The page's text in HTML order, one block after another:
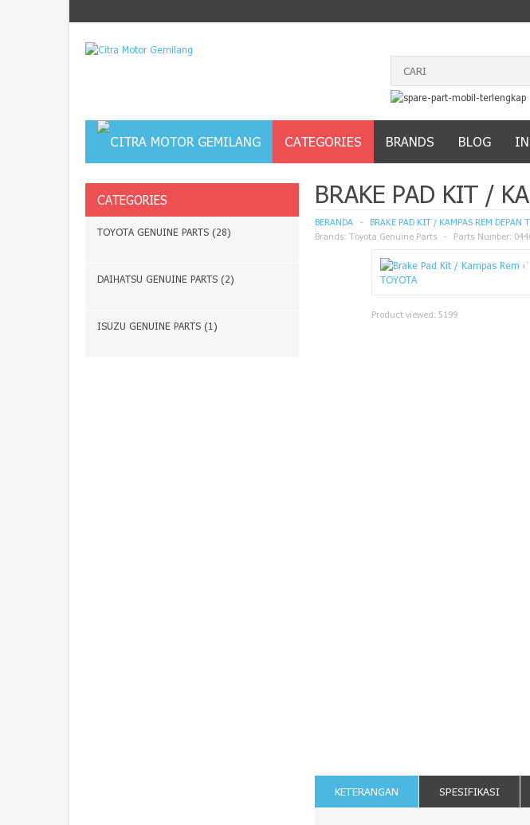
CATEGORIES BRANDS BLOG
CATEGORIES
TOYOTA GENUINE PARTS (28)
DAIHATSU GENUINE PARTS (2)
ISUZU GENUINE PARTS (1)
BRAKE PAD KIT /
BERANDA
BRAKE PAD KIT / KAMPAS REM DEPAN
Brands: Toyota Genuine Parts Parts Number:
Product viewed: 5199
KETERANGAN SPESIFIKASI